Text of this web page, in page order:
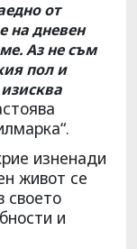
от
на дневен
Аз не съм
пол и
изненади
живот се
своето
и